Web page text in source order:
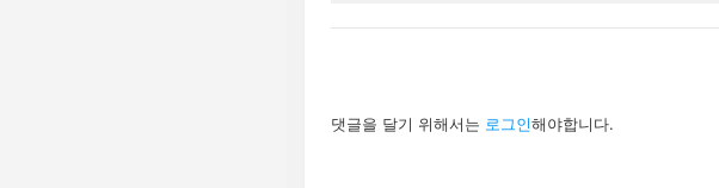
답
글
댓글을 달기 위해서는 로그인해야합니다.